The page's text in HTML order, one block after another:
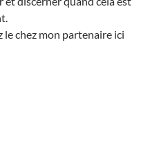
le chez mon partenaire ici